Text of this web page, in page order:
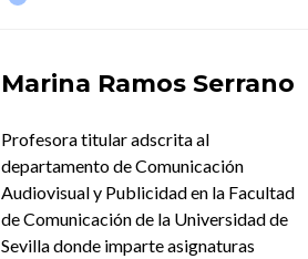
Marina Ramos Serrano
Profesora titular adscrita al
departamento de Comunicación
Audiovisual y Publicidad en la Facultad
de Comunicación de la Universidad de
Sevilla donde imparte asignaturas